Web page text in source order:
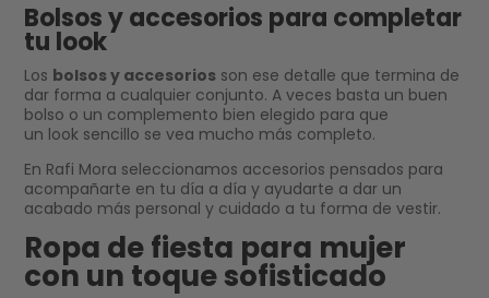
Bolsos y accesorios para completar
tu look
Los bolsos y accesorios son ese detalle que termina de
dar forma a cualquier conjunto. A veces basta un buen
bolso o un complemento bien elegido para que
un look sencillo se vea mucho más completo.
En Rafi Mora seleccionamos accesorios pensados para
acompañarte en tu día a día y ayudarte a dar un
acabado más personal y cuidado a tu forma de vestir.
Ropa de fiesta para mujer
con un toque sofisticado